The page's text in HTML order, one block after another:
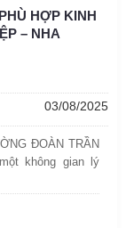
HỢP KINH
– NHA
03/08/2025
ĐOÀN TRẦN
không gian lý